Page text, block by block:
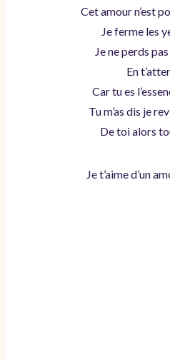
Cet amour n’est
Je ferme les
Je ne perds
En
Car tu es
Tu m’as dis je
De toi alors
Je t’aime d’un